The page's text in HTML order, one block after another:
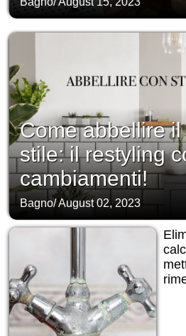
Come abbellire
stile: il restyling
cambiamenti!
Bagno/August 02, 2023